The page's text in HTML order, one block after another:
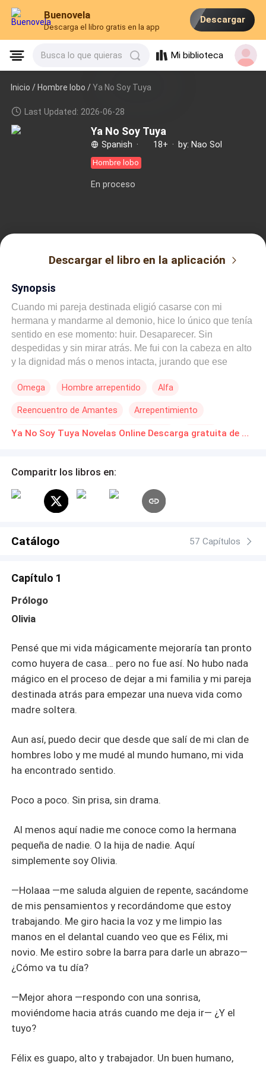
Buenovela
Descarga el libro gratis en la app
Descargar
Busca lo que quieras Mi biblioteca
Inicio /Hombre lobo /Ya No Soy Tuya
Last Updated: 2026-06-28
Ya No Soy Tuya
Spanish · 18+ · by: Nao Sol
Hombre lobo
En proceso
Descargar el libro en la aplicación
Synopsis
Cuando mi pareja destinada eligió casarse con mi
hermana y mandarme al demonio, hice lo único que tenía
sentido en ese momento: huir. Desaparecer. Sin
despedidas y sin mirar atrás. Me fui con la cabeza en alto
y la dignidad más o menos intacta, jurando que ese
cabeza. Lo que no tenía planeado era darme cuenta, tres
lo que pensaba. Ahora, cuatro años después, tengo un
hijo adorable que heredó los ojos de su padre, una vida
no existe. Funciona de maravilla. Hasta que no me queda
Daniel quiere hablar. Quiere que entienda que las cosas
no fueron exactamente como parecieron. Y lo peor de
manera que no puedo ignorar ni fingir que no siento cada
no borra, y casarse con mi hermana es una de ellas. Si
Omega Hombre arrepentido Alfa
Reencuentro de Amantes Arrepentimiento
Huida con un Bebé Contemporánea Pasión Ya No Soy Tuya Novelas Online Descarga gratuita de PDF
Comparitr los libros en:
Catálogo 57 Capítulos
Capítulo 1
Prólogo
Olivia
Pensé que mi vida mágicamente mejoraría tan pronto
como huyera de casa… pero no fue así. No hubo nada
mágico en el proceso de dejar a mi familia y mi pareja
destinada atrás para empezar una nueva vida como
madre soltera.
Aun así, puedo decir que desde que salí de mi clan de
hombres lobo y me mudé al mundo humano, mi vida
ha encontrado sentido.
Poco a poco. Sin prisa, sin drama.
Al menos aquí nadie me conoce como la hermana
pequeña de nadie. O la hija de nadie. Aquí
simplemente soy Olivia.
—Holaaa —me saluda alguien de repente, sacándome
de mis pensamientos y recordándome que estoy
trabajando. Me giro hacia la voz y me limpio las
manos en el delantal cuando veo que es Félix, mi
novio. Me estiro sobre la barra para darle un abrazo—
¿Cómo va tu día?
—Mejor ahora —respondo con una sonrisa,
moviéndome hacia atrás cuando me deja ir— ¿Y el
tuyo?
Félix es guapo, alto y trabajador. Un buen humano,